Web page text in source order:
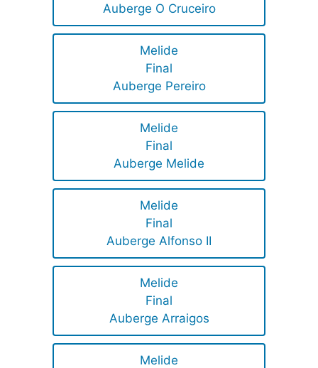
Auberge O Cruceiro
Melide
Final
Auberge Pereiro
Melide
Final
Auberge Melide
Melide
Final
Auberge Alfonso II
Melide
Final
Auberge Arraigos
Melide